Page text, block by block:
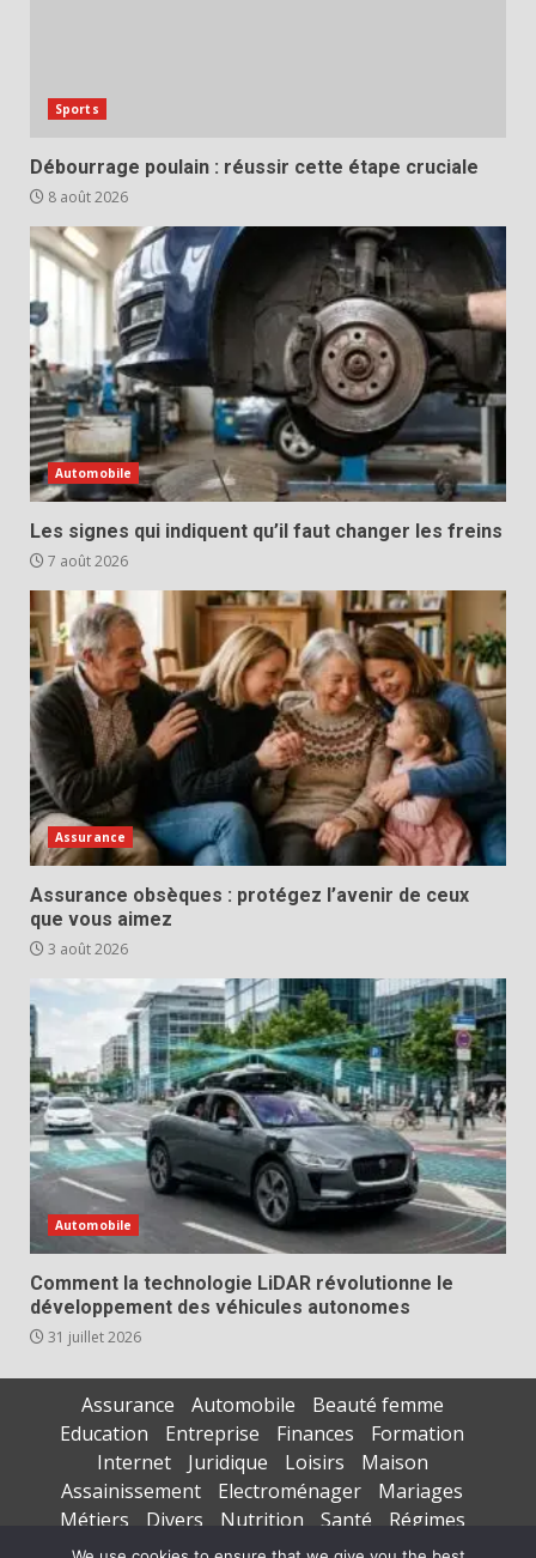
Sports
Débourrage poulain : réussir cette étape cruciale
8 août 2026
Automobile
Les signes qui indiquent qu’il faut changer les freins
7 août 2026
Assurance
Assurance obsèques : protégez l’avenir de ceux
que vous aimez
3 août 2026
Automobile
Comment la technologie LiDAR révolutionne le
développement des véhicules autonomes
31 juillet 2026
Assurance Automobile
Beauté femme
Education
Entreprise Finances
Formation
Internet
Juridique Loisirs
Maison
Assainissement
Electroménager
Mariages
Métiers
Divers Nutrition Santé
Régimes
Seniors
Sports Vacances